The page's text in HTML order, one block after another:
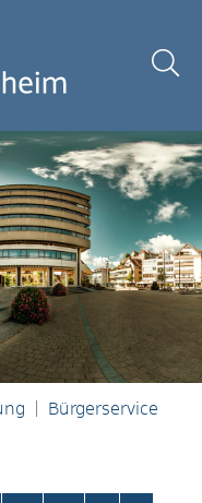
Bürgerservice